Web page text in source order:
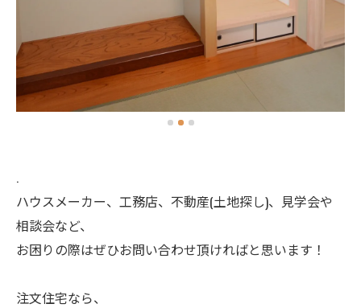
.
ハウスメーカー、工務店、不動産(土地探し)、見学会や
相談会など、
お困りの際はぜひお問い合わせ頂ければと思います！
注文住宅なら、